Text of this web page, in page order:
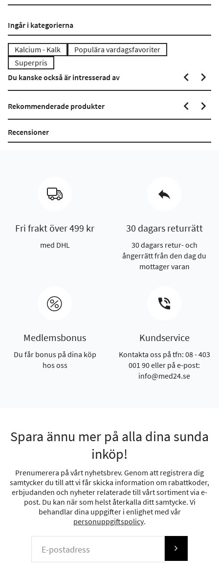
Ingår i kategorierna
Kalcium - Kalk
Populära vardagsfavoriter
Superpris
Du kanske också är intresserad av
Rekommenderade produkter
Recensioner
Fri frakt över 499 kr
med DHL
30 dagars returrätt
30 dagars retur- och
ångerrätt från den dag du
mottager varan
Medlemsbonus
Du får bonus på dina köp
hos oss
Kundservice
Kontakta oss på tfn: 08 - 403
001 90 eller på e-post:
info@med24.se
Spara ännu mer på alla dina sunda
inköp!
Prenumerera på vårt nyhetsbrev. Genom att registrera dig
samtycker du till att vi får skicka information om rabattkoder,
erbjudanden och nyheter relaterade till vårt sortiment via e-
post. Du kan när som helst återkalla ditt samtycke. Vi
behandlar dina uppgifter i enlighet med vår
personuppgiftspolicy.